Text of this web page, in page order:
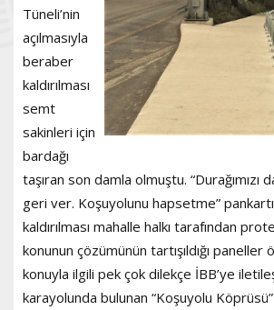
Tüneli’nin
açılmasıyla
beraber
kaldırılması
semt
sakinleri için
bardağı
taşıran son damla olmuştu. “Durağımızı
geri ver. Koşuyolunu hapsetme”
kaldırılması mahalle halkı tarafından
konunun çözümünün tartışıldığı
konuyla ilgili pek çok dilekçe İBB’ye
karayolunda bulunan “Koşuyolu Köprüsü”